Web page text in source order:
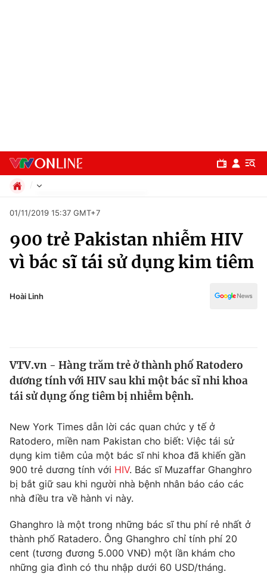
Chuyên mục
Chính trị
Y tế
Tin tức
Thế giới đó đây
Câu chuyện quốc tế
Kinh tế
Tài chính
Thị trường
Dữ liệu và đời sống
Phim VTV
Hậu trường
Giải trí
Điện ảnh
Xã hội
Pháp luật
Thể thao
Văn hóa - Giải trí
Giáo dục
01/11/2019 15:37 GMT+7
900 trẻ Pakistan nhiễm HIV
vì bác sĩ tái sử dụng kim tiêm
Hoài Linh
VTV.vn - Hàng trăm trẻ ở thành phố Ratodero
dương tính với HIV sau khi một bác sĩ nhi khoa
tái sử dụng ống tiêm bị nhiễm bệnh.
New York Times dẫn lời các quan chức y tế ở
Ratodero, miền nam Pakistan cho biết: Việc tái sử
dụng kim tiêm của một bác sĩ nhi khoa đã khiến gần
900 trẻ dương tính với HIV. Bác sĩ Muzaffar Ghanghro
bị bắt giữ sau khi người nhà bệnh nhân báo cáo các
nhà điều tra về hành vi này.
Ghanghro là một trong những bác sĩ thu phí rẻ nhất ở
thành phố Ratadero. Ông Ghanghro chỉ tính phí 20
cent (tương đương 5.000 VNĐ) một lần khám cho
những gia đình có thu nhập dưới 60 USD/tháng.